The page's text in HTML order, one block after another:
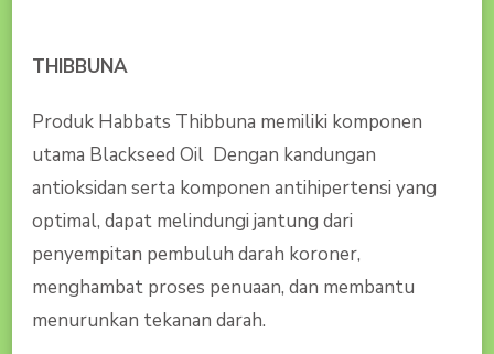
THIBBUNA
Produk Habbats Thibbuna memiliki komponen
utama Blackseed Oil Dengan kandungan
antioksidan serta komponen antihipertensi yang
optimal, dapat melindungi jantung dari
penyempitan pembuluh darah koroner,
menghambat proses penuaan, dan membantu
menurunkan tekanan darah.